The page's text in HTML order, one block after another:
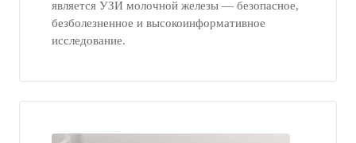
является УЗИ молочной железы — безопасное,
безболезненное и высокоинформативное
исследование.